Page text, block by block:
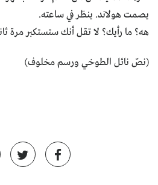
يصمت هولاند. ينظر في ساعته.
هه؟ ما رأيك؟ لا تقل أنك ستستكبر مرة
(نصّ نائل الطوخي ورسم مخلوف)